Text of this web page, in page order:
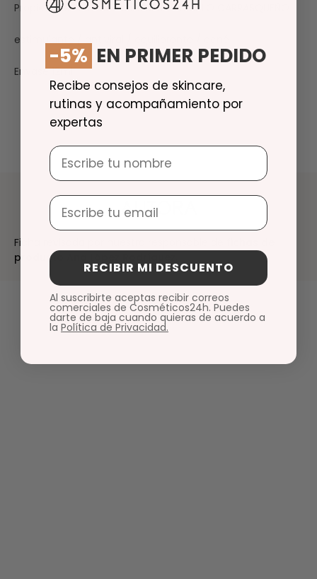
Propiedades aceite esencial de TOMILLO CARRASQUEÑO
estimulante / antiviral / equilibrante / acné
Envase 12ml.
AUTORA
Ficha revisada por nuestra responsable de
producto
-5% EN PRIMER PEDIDO
Recibe consejos de skincare,
rutinas y acompañamiento por
expertas
Nombre
Email
RECIBIR MI DESCUENTO
Al suscribirte aceptas recibir correos
comerciales de Cosméticos24h. Puedes
darte de baja cuando quieras de acuerdo a
la Política de Privacidad.